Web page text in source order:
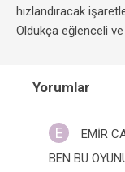
hızlandıracak
Oldukça eğlenceli
Yorumlar
E
EMİR
BEN BU